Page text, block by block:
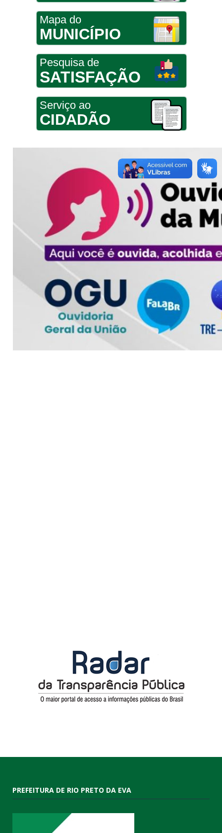
Mapa do
MUNICÍPIO
Pesquisa de
SATISFAÇÃO
Serviço ao
CIDADÃO
PREFEITURA DE RIO PRETO DA EVA